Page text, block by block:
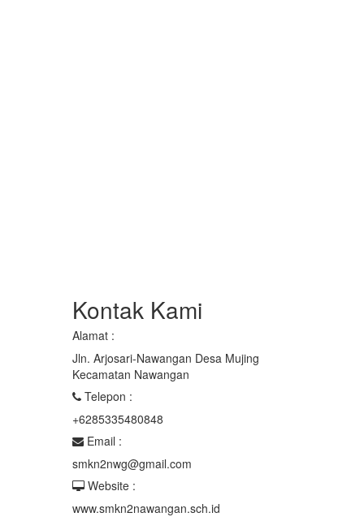
Kontak Kami
Alamat :
Jln. Arjosari-Nawangan Desa Mujing
Kecamatan Nawangan
Telepon :
+6285335480848
Email :
smkn2nwg@gmail.com
Website :
www.smkn2nawangan.sch.id